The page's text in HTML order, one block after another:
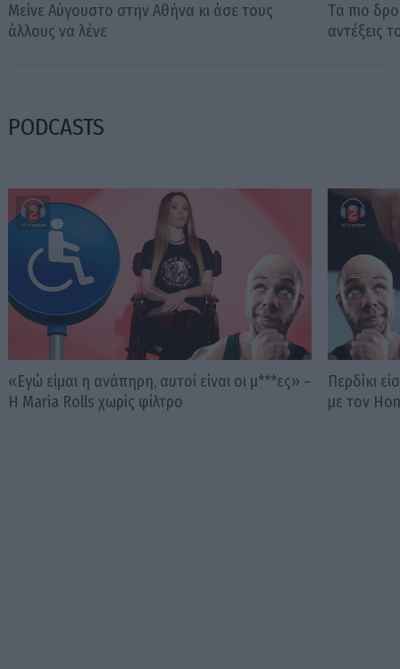
Μείνε Αύγουστο στην Αθήνα κι άσε τους
άλλους να λένε
Tα πιο
αντέξεις
PODCASTS
«Εγώ είμαι η ανάπηρη, αυτοί είναι οι μ***ες» –
Η Maria Rolls χωρίς φίλτρο
Περδίκι
με τον